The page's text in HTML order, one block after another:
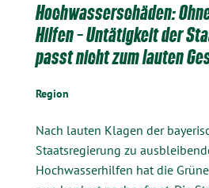
Hochwasserschäden:
Hilfen – Untätigkeit der
passt nicht zum lauten
Region
Nach lauten Klagen der
Staatsregierung zu
Hochwasserhilfen hat die